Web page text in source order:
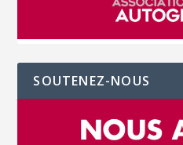
SOUTENEZ-NOUS